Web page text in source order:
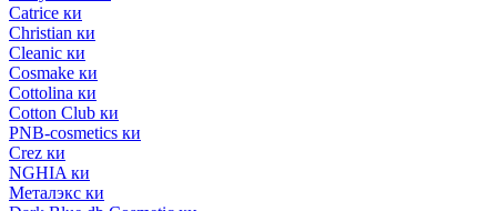
Catrice ки
Christian ки
Cleanic ки
Cosmake ки
Cottolina ки
Cotton Club ки
PNB-cosmetics ки
Crez ки
NGHIA ки
Металэкс ки